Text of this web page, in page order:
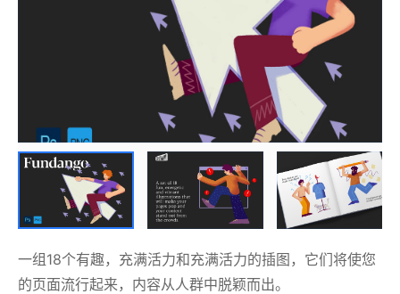
一组18个有趣，充满活力和充满活力的插图，它们将使您
的页面流行起来，内容从人群中脱颖而出。